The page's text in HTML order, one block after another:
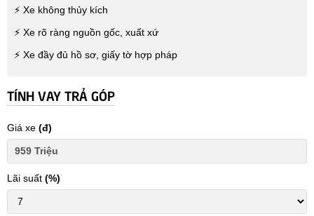
⚡ Xe không thủy kích
⚡ Xe rõ ràng nguồn gốc, xuất xứ
⚡ Xe đầy đủ hồ sơ, giấy tờ hợp pháp
TÍNH VAY TRẢ GÓP
Giá xe (đ)
Lãi suất (%)